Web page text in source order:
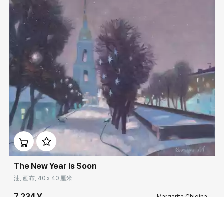
Домен: rakovgallery.cn
The New Year is Soon
油, 画布, 40 x 40 厘米